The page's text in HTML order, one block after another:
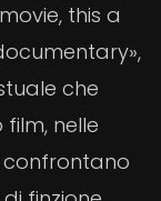
this a
che
nelle
confrontano